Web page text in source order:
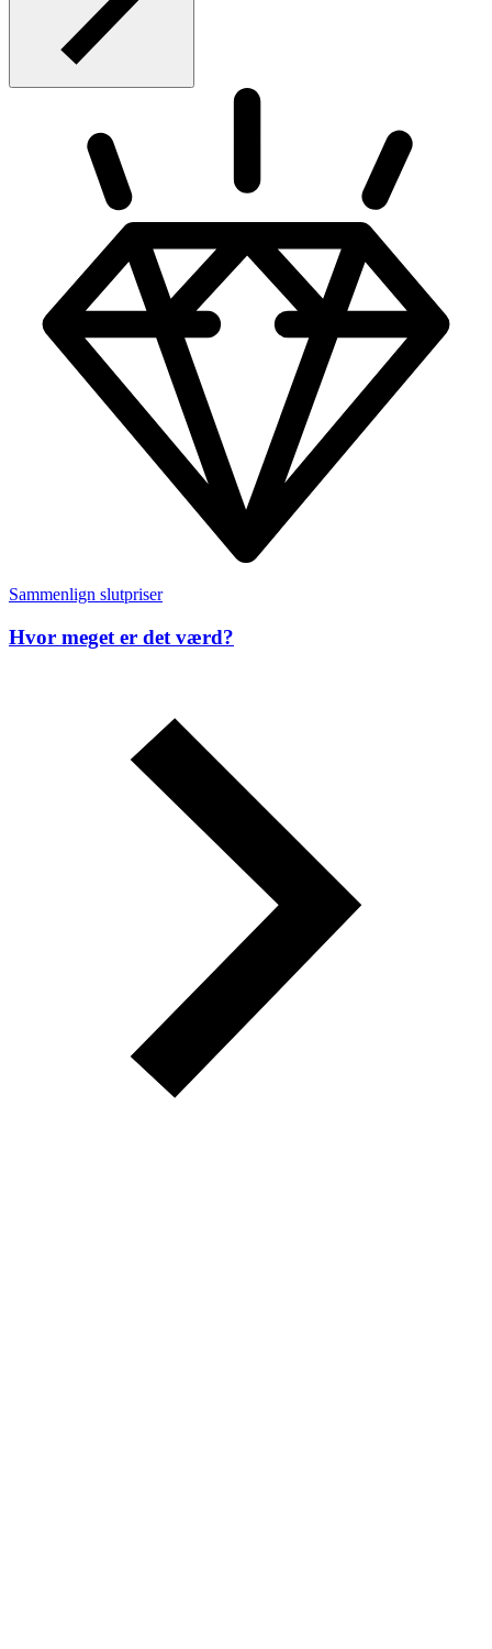
Sammenlign slutpriser
Hvor meget er det værd?